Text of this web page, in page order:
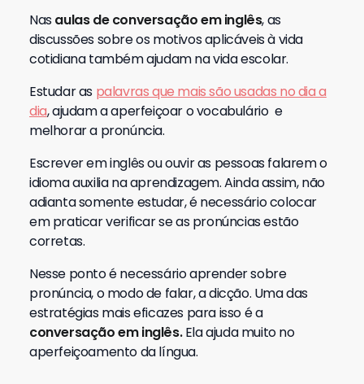
Nasaulas de conversação em inglês, as
discussões sobre os motivos aplicáveis à vida
cotidiana também ajudam na vida escolar.
Estudar as palavras que mais são usadas no dia a
dia, ajudam a aperfeiçoar o vocabulário e
melhorar a pronúncia.
Escrever em inglês ou ouvir as pessoas falarem o
idioma auxilia na aprendizagem. Ainda assim, não
adianta somente estudar, é necessário colocar
em praticar verificar se as pronúncias estão
corretas.
Nesse ponto é necessário aprender sobre
pronúncia, o modo de falar, a dicção. Uma das
estratégias mais eficazes para isso é a
conversação em inglês.Ela ajuda muito no
aperfeiçoamento da língua.